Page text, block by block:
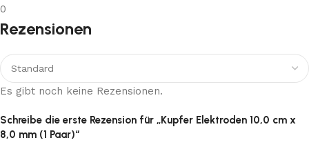
0
Rezensionen
Es gibt noch keine Rezensionen.
Schreibe die erste Rezension für „Kupfer Elektroden 10,0 cm x
8,0 mm (1 Paar)“